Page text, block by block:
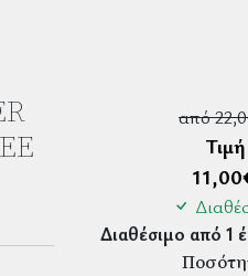
από
Τιμή
11,00
Διαθέσιμο από 1